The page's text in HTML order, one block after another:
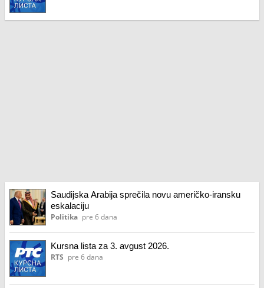
Saudijska Arabija sprečila novu američko-iransku
eskalaciju
Politika pre 6 dana
Kursna lista za 3. avgust 2026.
RTS pre 6 dana